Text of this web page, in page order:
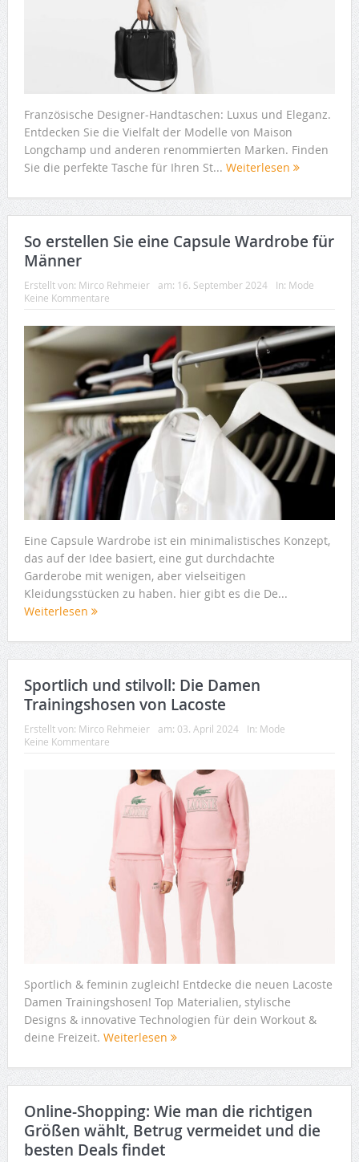
Französische Designer-Handtaschen: Luxus und Eleganz.
Entdecken Sie die Vielfalt der Modelle von Maison
Longchamp und anderen renommierten Marken. Finden
Sie die perfekte Tasche für Ihren St... Weiterlesen
So erstellen Sie eine Capsule Wardrobe für
Männer
Erstellt von: Mirco Rehmeier am: 16. September 2024 In: Mode
Keine Kommentare
Eine Capsule Wardrobe ist ein minimalistisches Konzept,
das auf der Idee basiert, eine gut durchdachte
Garderobe mit wenigen, aber vielseitigen
Kleidungsstücken zu haben. hier gibt es die De...
Weiterlesen
Sportlich und stilvoll: Die Damen
Trainingshosen von Lacoste
Erstellt von: Mirco Rehmeier am: 03. April 2024 In: Mode
Keine Kommentare
Sportlich & feminin zugleich! Entdecke die neuen Lacoste
Damen Trainingshosen! Top Materialien, stylische
Designs & innovative Technologien für dein Workout &
deine Freizeit. Weiterlesen
Online-Shopping: Wie man die richtigen
Größen wählt, Betrug vermeidet und die
besten Deals findet